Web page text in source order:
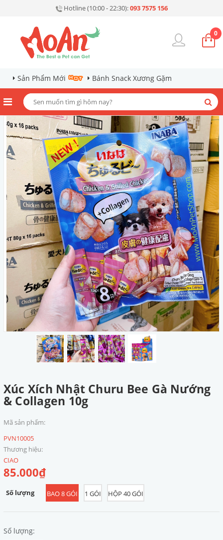
Hotline (10:00 - 22:30):093 7575 156
0
Sản Phẩm Mới Bánh Snack Xương Gặm
Xúc Xích Nhật Churu Bee Gà Nướng
& Collagen 10g
Mã sản phẩm:
PVN10005
Thương hiệu:
CIAO
85.000₫
Số lượng BAO 8 GÓI 1 GÓI HỘP 40 GÓI
Số lượng: